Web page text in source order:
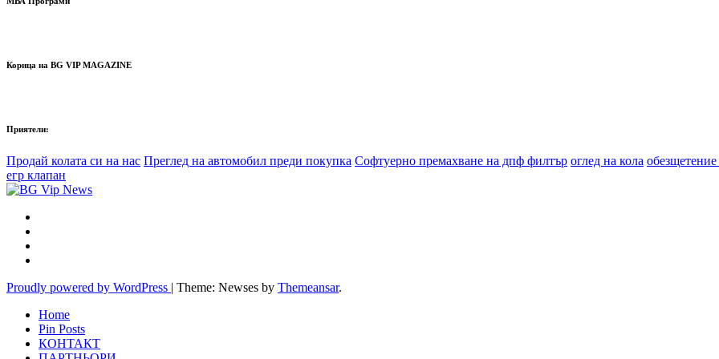
Корица на BG VIP MAGAZINE
Приятели:
Продай колата си на нас Преглед на автомобил преди покупка Софтуерно премахване на дпф филтър оглед на кола
егр клапан
Proudly powered by WordPress | Theme: Newses by Themeansar.
Home
Pin Posts
КОНТАКТ